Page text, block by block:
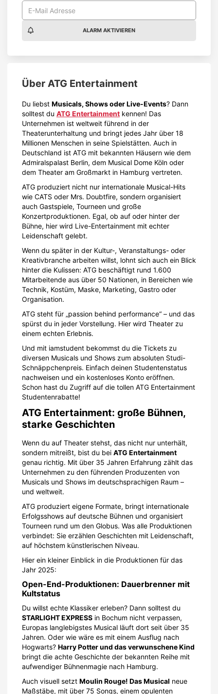
ALARM AKTIVIEREN
Über ATG Entertainment
Du liebst Musicals, Shows oder Live-Events? Dann
solltest du ATG Entertainment kennen! Das
Unternehmen ist weltweit führend in der
Theaterunterhaltung und bringt jedes Jahr über 18
Millionen Menschen in seine Spielstätten. Auch in
Deutschland ist ATG mit bekannten Häusern wie dem
Admiralspalast Berlin, dem Musical Dome Köln oder
dem Theater am Großmarkt in Hamburg vertreten.
ATG produziert nicht nur internationale Musical-Hits
wie CATS oder Mrs. Doubtfire, sondern organisiert
auch Gastspiele, Tourneen und große
Konzertproduktionen. Egal, ob auf oder hinter der
Bühne, hier wird Live-Entertainment mit echter
Leidenschaft gelebt.
Wenn du später in der Kultur-, Veranstaltungs- oder
Kreativbranche arbeiten willst, lohnt sich auch ein Blick
hinter die Kulissen: ATG beschäftigt rund 1.600
Mitarbeitende aus über 50 Nationen, in Bereichen wie
Technik, Kostüm, Maske, Marketing, Gastro oder
Organisation.
ATG steht für „passion behind performance“ – und das
spürst du in jeder Vorstellung. Hier wird Theater zu
einem echten Erlebnis.
Und mit iamstudent bekommst du die Tickets zu
diversen Musicals und Shows zum absoluten Studi-
Schnäppchenpreis. Einfach deinen Studentenstatus
nachweisen und ein kostenloses Konto eröffnen.
Schon hast du Zugriff auf die tollen ATG Entertainment
Studentenrabatte!
ATG Entertainment: große Bühnen,
starke Geschichten
Wenn du auf Theater stehst, das nicht nur unterhält,
sondern mitreißt, bist du bei ATG Entertainment
genau richtig. Mit über 35 Jahren Erfahrung zählt das
Unternehmen zu den führenden Produzenten von
Musicals und Shows im deutschsprachigen Raum –
und weltweit.
ATG produziert eigene Formate, bringt internationale
Erfolgsshows auf deutsche Bühnen und organisiert
Tourneen rund um den Globus. Was alle Produktionen
verbindet: Sie erzählen Geschichten mit Leidenschaft,
auf höchstem künstlerischen Niveau.
Hier ein kleiner Einblick in die Produktionen für das
Jahr 2025:
Open-End-Produktionen: Dauerbrenner mit
Kultstatus
Du willst echte Klassiker erleben? Dann solltest du
STARLIGHT EXPRESS in Bochum nicht verpassen,
Europas langlebigstes Musical läuft dort seit über 35
Jahren. Oder wie wäre es mit einem Ausflug nach
Hogwarts? Harry Potter und das verwunschene Kind
bringt die achte Geschichte der bekannten Reihe mit
aufwendiger Bühnenmagie nach Hamburg.
Auch visuell setzt Moulin Rouge! Das Musical neue
Maßstäbe, mit über 75 Songs, einem opulenten